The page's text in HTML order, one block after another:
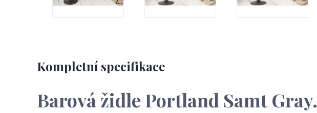
Kompletní specifikace
Barová židle Portland Samt Gray.